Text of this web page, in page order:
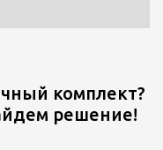
комплект?
решение!